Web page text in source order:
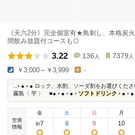
《天六2分》完全個室有★鳥刺し、本格炭
間飲み放題付コースも◎
3.22 136 人 7379 人
￥3,000～￥3,999 -
...◦ ● ◦ ● ロック、水割、ソーダ割をお選びく
霧島〈 芋 〉 ■● ◦ ● ◦ ● ◦ ソフトドリンク ◦ ● ◦ ●
空席
情報
金
8/7
土
8
日
9
月
10